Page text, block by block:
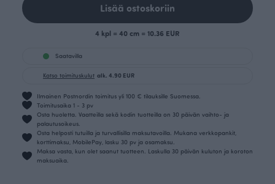
Lisää ostoskoriin
4 kpl = 40 cm = 10.36 EUR
Saatavilla
Katso toimituskulut alk. 4.90 EUR
Ilmainen Postnordin toimitus yli 100 € tilauksille Suomessa.
Toimitusaika 1 - 3 pv
Osta huoletta. Vaatteilla sekä kodin tuotteilla on 30 päivän vaihto- ja
palautusoikeus.
Osta helposti tutuilla ja turvallisilla maksutavoilla. Mukana verkkopankit,
korttimaksu, MobilePay, lasku 30 pv ja osamaksu.
Maksa vasta, kun olet saanut tuotteen. Laskulla 30 päivän kuluton ja koroton
maksuaika.